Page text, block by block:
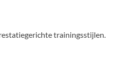
trainingsstijlen.